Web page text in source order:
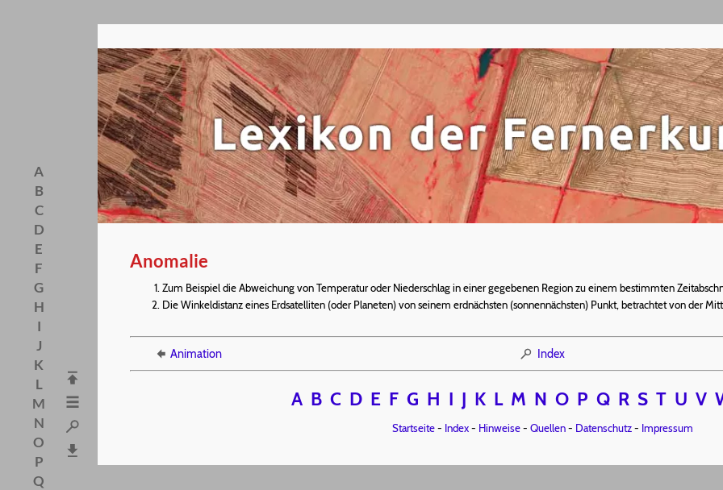
A
B
C
D
E
F
G
H
I
J
K
L
M
N
O
P
Q
Anomalie
Zum Beispiel die Abweichung von Temperatur oder Niederschlag in einer gegebenen Region zu einem bestimmten
Die Winkeldistanz eines Erdsatelliten (oder Planeten) von seinem erdnächsten (sonnennächsten) Punkt, betrachtet von der
Animation Index
A B C D E F G H I J K L M N O P Q R S T U V
Startseite- Index- Hinweise- Quellen- Datenschutz- Impressum